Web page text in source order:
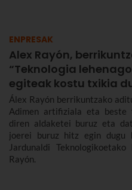
ENPRESAK
Alex Rayón,
“Teknologia
egiteak kostu txikia
Álex Rayón berrikuntzako
Adimen artifiziala eta beste
diren aldaketei buruz eta
joerei buruz hitz egin dugu
Jardunaldi
Rayón.